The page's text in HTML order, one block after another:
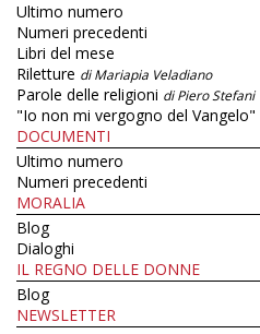
Ultimo numero
Numeri precedenti
Libri del mese
Riletture di Mariapia Veladiano
Parole delle religioni di Piero Stefani
"Io non mi vergogno del Vangelo"
DOCUMENTI
Ultimo numero
Numeri precedenti
MORALIA
Blog
Dialoghi
IL REGNO DELLE DONNE
Blog
NEWSLETTER